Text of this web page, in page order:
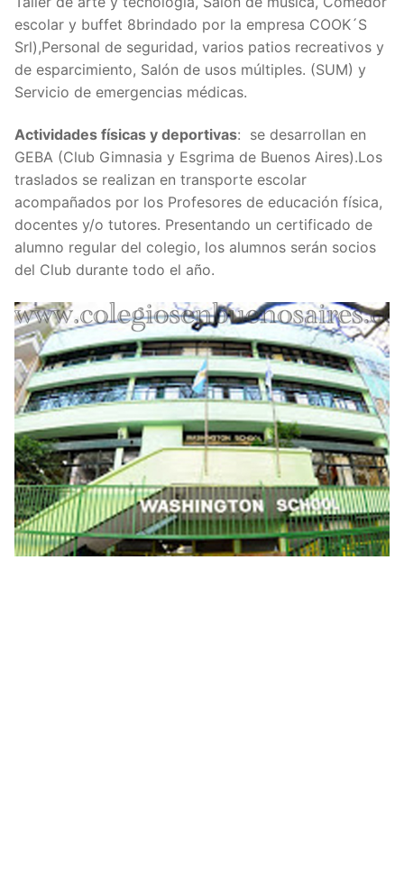
escolar y buffet 8brindado por la empresa COOK´S
Srl),Personal de seguridad, varios patios recreativos y
de esparcimiento, Salón de usos múltiples. (SUM) y
Servicio de emergencias médicas.
Actividades físicas y deportivas: se desarrollan en
GEBA (Club Gimnasia y Esgrima de Buenos Aires).Los
traslados se realizan en transporte escolar
acompañados por los Profesores de educación física,
docentes y/o tutores. Presentando un certificado de
alumno regular del colegio, los alumnos serán socios
del Club durante todo el año.